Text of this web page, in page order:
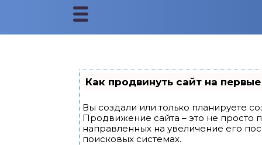
Как продвинуть сайт на
Вы создали или только планируете
Продвижение сайта – это не просто
направленных на увеличение его
поисковых системах.
прически 2018
стрижки 2018